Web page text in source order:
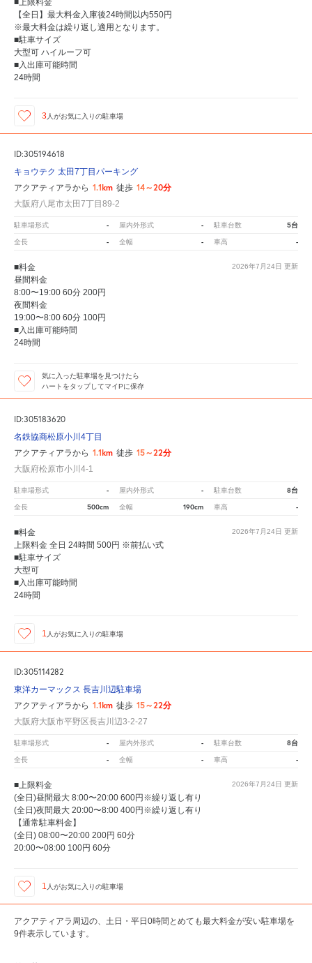
■上限料金
【全日】最大料金入庫後24時間以内550円
※最大料金は繰り返し適用となります。
■駐車サイズ
大型可 ハイルーフ可
■入出庫可能時間
24時間
3人がお気に入りの駐車場
ID:305194618
キョウテク 太田7丁目パーキング
アクアティアラから 1.1km 徒歩 14～20分
大阪府八尾市太田7丁目89-2
駐車場形式 - 屋内外形式 - 駐車台数 5台
全長 - 全幅 - 車高 -
2026年7月24日 更新
■料金
昼間料金
8:00〜19:00 60分 200円
夜間料金
19:00〜8:00 60分 100円
■入出庫可能時間
24時間
気に入った駐車場を見つけたら
ハートをタップしてマイPに保存
ID:305183620
名鉄協商松原小川4丁目
アクアティアラから 1.1km 徒歩 15～22分
大阪府松原市小川4-1
駐車場形式 - 屋内外形式 - 駐車台数 8台
全長 500cm 全幅 190cm 車高 -
2026年7月24日 更新
■料金
上限料金 全日 24時間 500円 ※前払い式
■駐車サイズ
大型可
■入出庫可能時間
24時間
1 人がお気に入りの駐車場
ID:305114282
東洋カーマックス 長吉川辺駐車場
アクアティアラから 1.1km 徒歩 15～22分
大阪府大阪市平野区長吉川辺3-2-27
駐車場形式 - 屋内外形式 - 駐車台数 8台
全長 - 全幅 - 車高 -
2026年7月24日 更新
■上限料金
(全日)昼間最大 8:00〜20:00 600円※繰り返し有り
(全日)夜間最大 20:00〜8:00 400円※繰り返し有り
【通常駐車料金】
(全日) 08:00〜20:00 200円 60分
20:00〜08:00 100円 60分
1 人がお気に入りの駐車場
アクアティアラ周辺の、土日・平日0時間とめても最大料金が安い駐車場を
9件表示しています。